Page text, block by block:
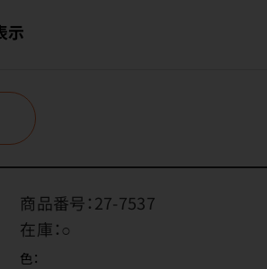
示
商品番号：27-7537
在庫：○
色：